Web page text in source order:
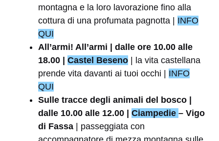
montagna e la loro lavorazione fino alla
cottura di una profumata pagnotta | INFO
QUI
All’armi! All’armi | dalle ore 10.00 alle
18.00 | Castel Beseno
| la vita castellana
prende vita davanti ai tuoi occhi | INFO
QUI
Sulle tracce degli animali del bosco |
dalle 10.00 alle 12.00 | Ciampedie – Vigo
di Fassa
| passeggiata con